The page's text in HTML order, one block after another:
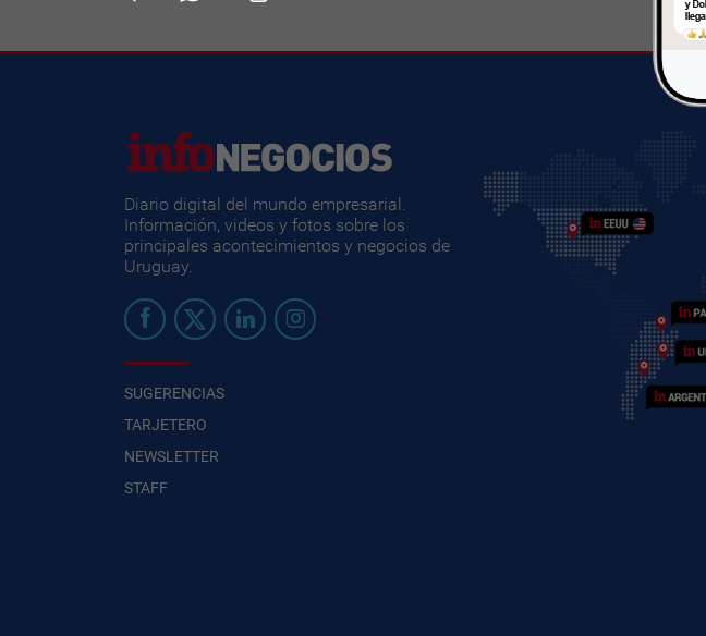
Diario digital del mundo empresarial.
Información, videos y fotos sobre los
principales acontecimientos y negocios de
Uruguay.
SUGERENCIAS
TARJETERO
NEWSLETTER
STAFF